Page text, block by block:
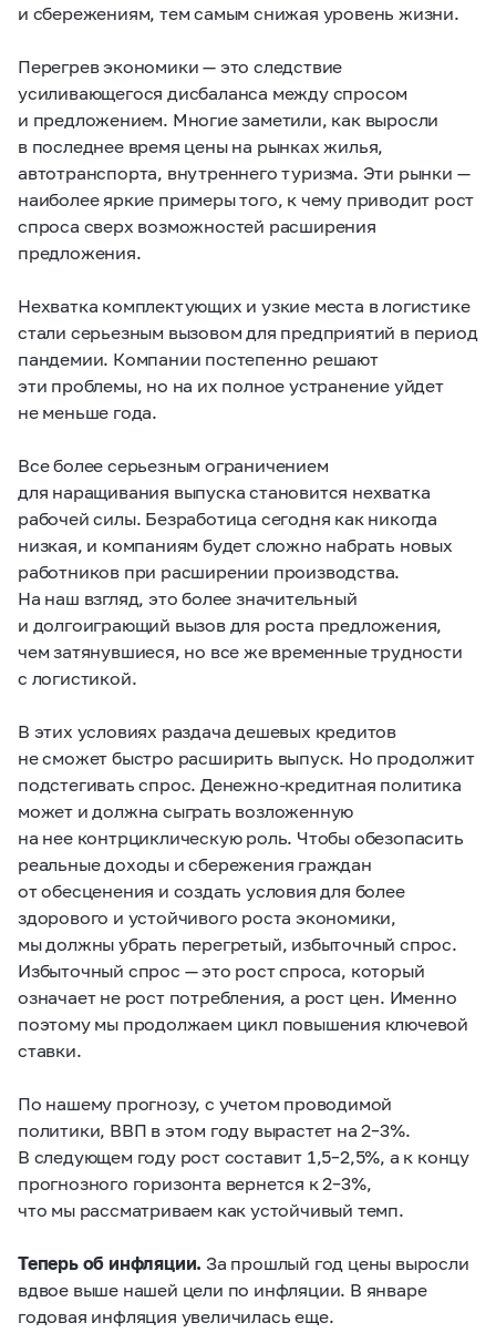
и сбережениям, тем самым снижая уровень жизни.
Перегрев экономики — это следствие
усиливающегося дисбаланса между спросом
и предложением. Многие заметили, как выросли
в последнее время цены на рынках жилья,
автотранспорта, внутреннего туризма. Эти рынки —
наиболее яркие примеры того, к чему приводит рост
спроса сверх возможностей расширения
предложения.
Нехватка комплектующих и узкие места в логистике
стали серьезным вызовом для предприятий в период
пандемии. Компании постепенно решают
эти проблемы, но на их полное устранение уйдет
не меньше года.
Все более серьезным ограничением
для наращивания выпуска становится нехватка
рабочей силы. Безработица сегодня как никогда
низкая, и компаниям будет сложно набрать новых
работников при расширении производства.
На наш взгляд, это более значительный
и долгоиграющий вызов для роста предложения,
чем затянувшиеся, но все же временные трудности
с логистикой.
В этих условиях раздача дешевых кредитов
не сможет быстро расширить выпуск. Но продолжит
подстегивать спрос. Денежно-кредитная политика
может и должна сыграть возложенную
на нее контрциклическую роль. Чтобы обезопасить
реальные доходы и сбережения граждан
от обесценения и создать условия для более
здорового и устойчивого роста экономики,
мы должны убрать перегретый, избыточный спрос.
Избыточный спрос — это рост спроса, который
означает не рост потребления, а рост цен. Именно
поэтому мы продолжаем цикл повышения ключевой
ставки.
По нашему прогнозу, с учетом проводимой
политики, ВВП в этом году вырастет на2–3%.
В следующем году рост составит 1,5–2,5%, а к концу
прогнозного горизонта вернется к2–3%,
что мы рассматриваем как устойчивый темп.
Теперь об инфляции. За прошлый год цены выросли
вдвое выше нашей цели по инфляции. В январе
годовая инфляция увеличилась еще.